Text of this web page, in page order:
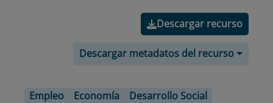
Descargar recurso
Descargar metadatos del recurso
Empleo Economía
Desarrollo Social